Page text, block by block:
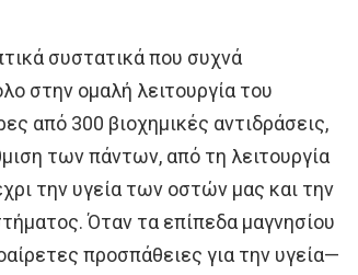
συστατικά που συχνά
στην ομαλή λειτουργία του
από 300 βιοχημικές αντιδράσεις,
των πάντων, από τη λειτουργία
την υγεία των οστών μας και την
Όταν τα επίπεδα μαγνησίου
προσπάθειες για την υγεία—